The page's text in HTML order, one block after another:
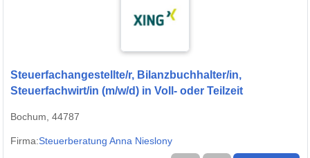
Steuerfachangestellte/r, Bilanzbuchhalter/in,
Steuerfachwirt/in (m/w/d) in Voll- oder Teilzeit
Bochum, 44787
Firma:Steuerberatung Anna Nieslony